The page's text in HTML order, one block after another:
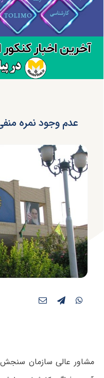
عدم وجود نمره منفی
مشاور عالی سازمان سنجش